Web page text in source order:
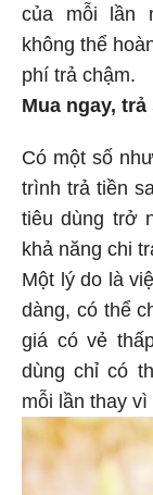
của mỗi lần
không thể
phí trả chậm.
Mua ngay, trả
Có một số
trình trả tiền
tiêu dùng trở
khả năng chi
Một lý do là
dàng, có thể
giá có vẻ
dùng chỉ có
mỗi lần thay vì